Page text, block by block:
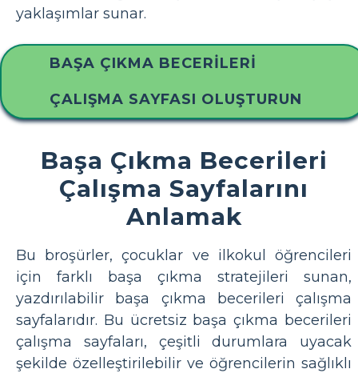
yaklaşımlar sunar.
BAŞA ÇIKMA BECERILERI
ÇALIŞMA SAYFASI OLUŞTURUN
Başa Çıkma Becerileri
Çalışma Sayfalarını
Anlamak
Bu broşürler, çocuklar ve ilkokul öğrencileri
için farklı başa çıkma stratejileri sunan,
yazdırılabilir başa çıkma becerileri çalışma
sayfalarıdır. Bu ücretsiz başa çıkma becerileri
çalışma sayfaları, çeşitli durumlara uyacak
şekilde özelleştirilebilir ve öğrencilerin sağlıklı